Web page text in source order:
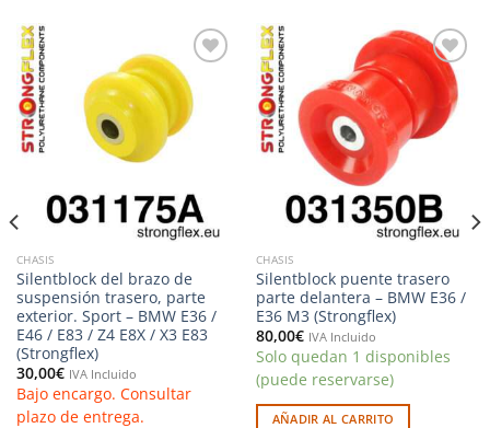
Añadir
a la
lista de
deseos
CHASIS
Silentblock del brazo de
suspensión trasero, parte
exterior. Sport – BMW E36 /
E46 / E83 / Z4 E8X / X3 E83
(Strongflex)
30,00€ IVA Incluido
Bajo encargo. Consultar
plazo de entrega.
Añadir
a la
lista de
deseos
CHASIS
Silentblock puente trasero
parte delantera – BMW E36 /
E36 M3 (Strongflex)
80,00€ IVA Incluido
Solo quedan 1 disponibles
(puede reservarse)
AÑADIR AL CARRITO